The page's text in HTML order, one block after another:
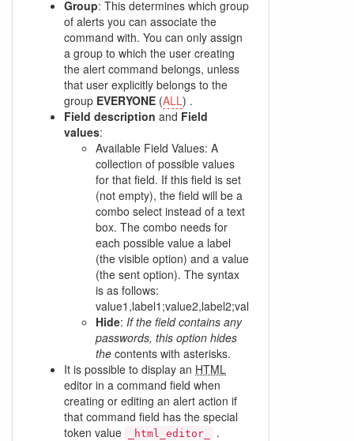
Group: This determines which group
of alerts you can associate the
command with. You can only assign
a group to which the user creating
the alert command belongs, unless
that user explicitly belongs to the
group EVERYONE (ALL) .
Field description and Field
values:
Available Field Values: A
collection of possible values
for that field. If this field is set
(not empty), the field will be a
combo select instead of a text
box. The combo needs for
each possible value a label
(the visible option) and a value
(the sent option). The syntax
is as follows:
Hide: If the field contains any
passwords, this option hides
the contents with asterisks.
It is possible to display an HTML
editor in a command field when
creating or editing an alert action if
that command field has the special
token value
_html_editor_
.